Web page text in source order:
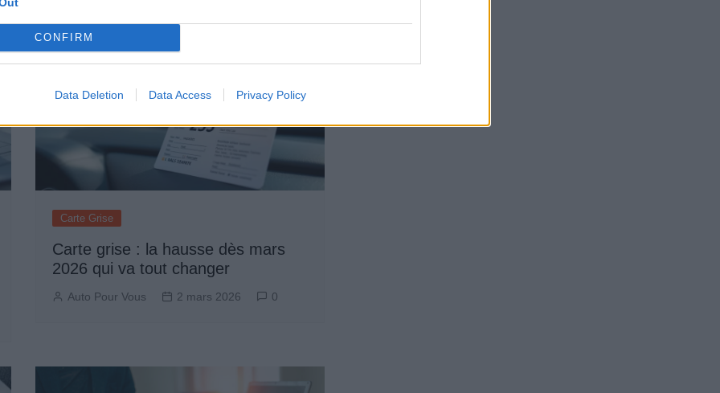
CONFIRM
Data Deletion Data Access Privacy Policy
Carte Grise
Carte grise : la hausse dès mars
2026 qui va tout changer
Auto Pour Vous 2 mars 2026 0